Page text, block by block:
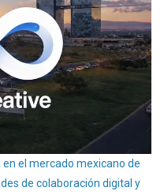
el mercado mexicano de
de colaboración digital y